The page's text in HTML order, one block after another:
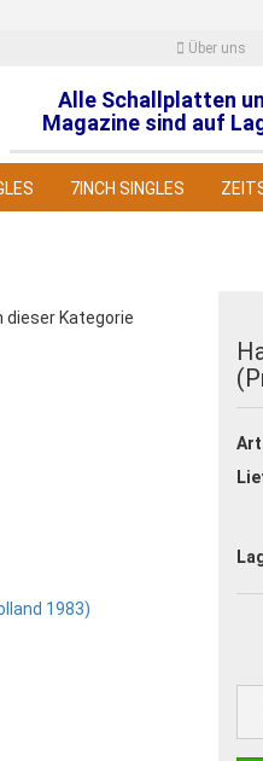
Über uns
Sprache auswählen
Alle Schallplatten
Magazine sind auf
7INCH SINGLES
dieser Kategorie